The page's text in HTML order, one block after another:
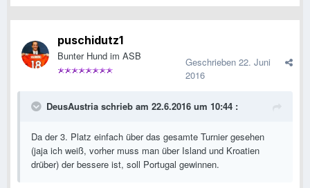
puschidutz1
Bunter Hund im ASB Geschrieben 22. Juni
2016
DeusAustria schrieb am 22.6.2016 um 10:44 :
Da der 3. Platz einfach über das gesamte Turnier gesehen
(jaja ich weiß, vorher muss man über Island und Kroatien
drüber) der bessere ist, soll Portugal gewinnen.